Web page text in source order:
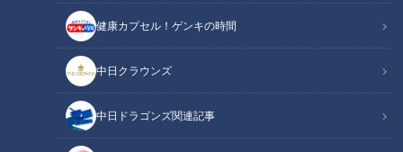
健康カプセル！ゲンキの時間
中日クラウンズ
中日ドラゴンズ関連記事
2025/12/29 06:03
2025年12月4日放送